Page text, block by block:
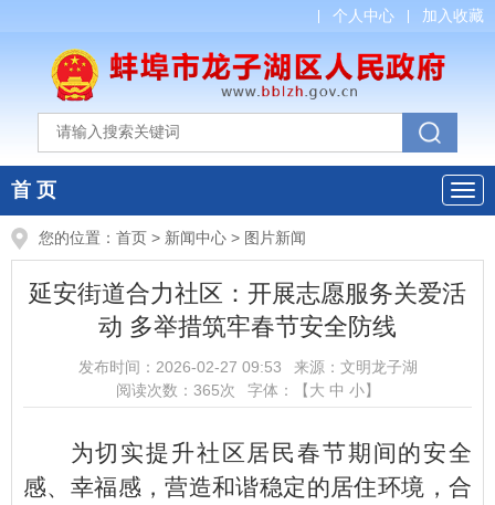
个人中心 加入收藏
首 页
您的位置： 首页 > 新闻中心 > 图片新闻
延安街道合力社区：开展志愿服务关爱活
动 多举措筑牢春节安全防线
发布时间： 2026-02-27 09:53 来源： 文明龙子湖
阅读次数： 365次 字体：【大 中 小】
为切实提升社区居民春节期间的安全
感、幸福感，营造和谐稳定的居住环境，合